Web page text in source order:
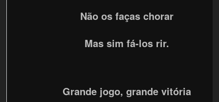
Não os faças chorar
Mas sim fá-los rir.
Grande jogo, grande vitória